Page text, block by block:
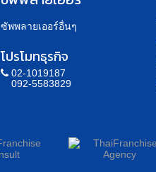
ซัพพลายเออร์อื่นๆ
โปรโมทธุรกิจ
02-1019187
092-5583829